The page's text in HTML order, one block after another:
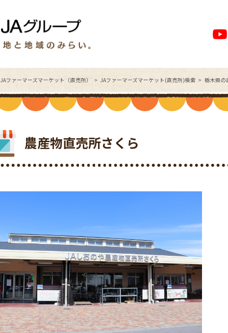
JAファーマーズマーケット（直売所） JAファーマーズマーケット(直売所)検索 栃木県の
農産物直売所さくら